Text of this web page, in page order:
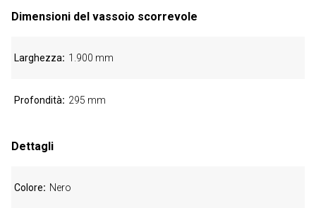
Dimensioni del vassoio scorrevole
Larghezza 1.900 mm
Profondità 295 mm
Dettagli
Colore Nero